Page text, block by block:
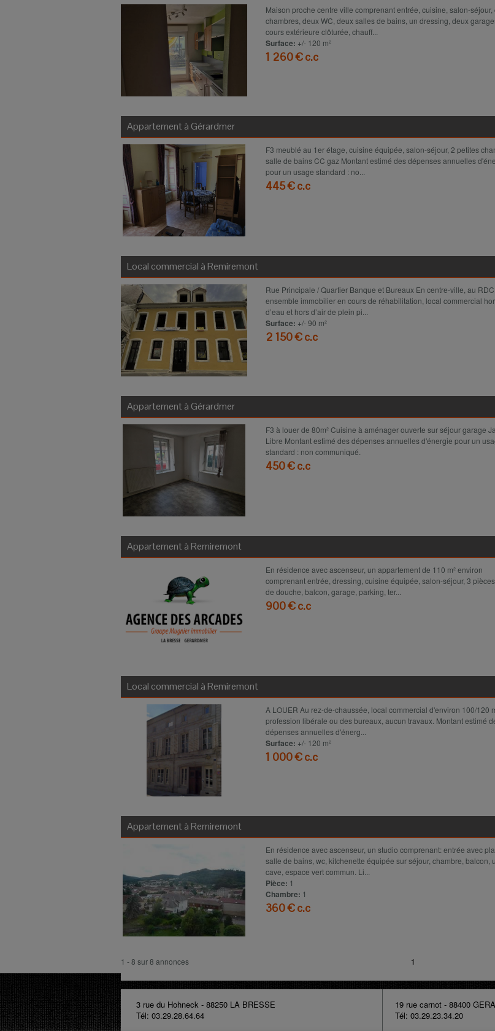
Maison proche centre ville comprenant entrée, cuisine, salon-séjour,
chambres, deux WC, deux salles de bains, un dressing, deux
cours extérieure clôturée, chauff...
Surface: +/- 120 m²
1 260 € c.c
Appartement à Gérardmer
F3 meublé au 1er étage, cuisine équipée, salon-séjour, 2 petites
salle de bains CC gaz Montant estimé des dépenses annuelles
pour un usage standard : no...
445 € c.c
Local commercial à Remiremont
Rue Principale / Quartier Banque et Bureaux En centre-ville, au RDC
ensemble immobilier en cours de réhabilitation, local commercial
d’eau et hors d’air de plein pi...
Surface: +/- 90 m²
2 150 € c.c
Appartement à Gérardmer
F3 à louer de 80m² Cuisine à aménager ouverte sur séjour garage
Libre Montant estimé des dépenses annuelles d'énergie pour un
standard : non communiqué.
450 € c.c
Appartement à Remiremont
En résidence avec ascenseur, un appartement de 110 m² environ
comprenant entrée, dressing, cuisine équipée, salon-séjour, 3
de douche, balcon, garage, parking, ter...
900 € c.c
Local commercial à Remiremont
A LOUER Au rez-de-chaussée, local commercial d'environ 100/120
profession libérale ou des bureaux, aucun travaux. Montant estimé
dépenses annuelles d'énerg...
Surface: +/- 120 m²
1 000 € c.c
Appartement à Remiremont
En résidence avec ascenseur, un studio comprenant: entrée avec
salle de bains, wc, kitchenette équipée sur séjour, chambre, balcon,
cave, espace vert commun. Li...
Pièce: 1
Chambre: 1
360 € c.c
1 - 8 sur 8 annonces 1
3 rue du Hohneck - 88250 LA BRESSE
Tél: 03.29.28.64.64
19 rue carnot - 88400
Tél: 03.29.23.34.20